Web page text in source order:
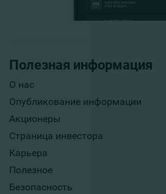
Полезная информация
О нас
Опубликование информации
Акционеры
Страница инвестора
Карьера
Полезное
Безопасность